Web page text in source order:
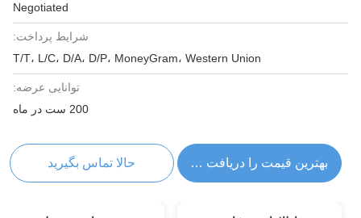
Negotiated
شرایط پرداخت:
T/T، L/C، D/A، D/P، MoneyGram، Western Union
توانایی عرضه:
200 ست در ماه
بهترین قیمت را دریافت کنید حالا تماس بگیرید